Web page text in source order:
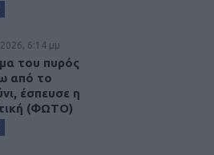
6:14 μμ
του πυρός
από το
έσπευσε η
(ΦΩΤΟ)